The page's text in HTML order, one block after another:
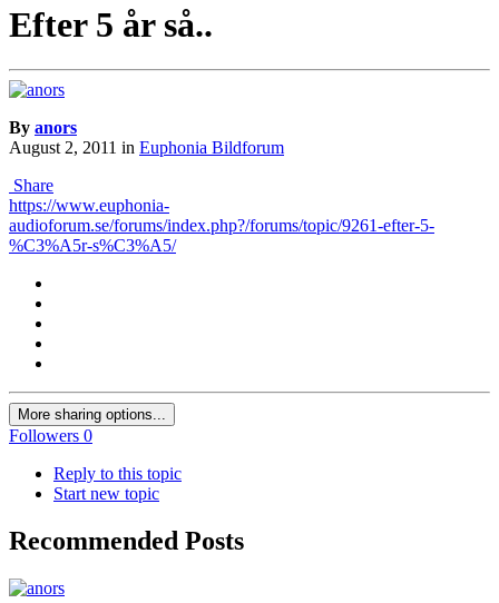
Efter 5 år så..
By anors
August 2, 2011 in Euphonia Bildforum
Share
https://www.euphonia-
audioforum.se/forums/index.php?/forums/topic/9261-efter-5-
%C3%A5r-s%C3%A5/
More sharing options...
Followers 0
Reply to this topic
Start new topic
Recommended Posts